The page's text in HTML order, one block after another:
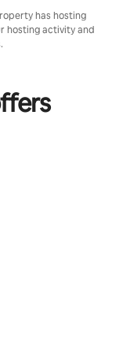
has hosting
hosting activity and